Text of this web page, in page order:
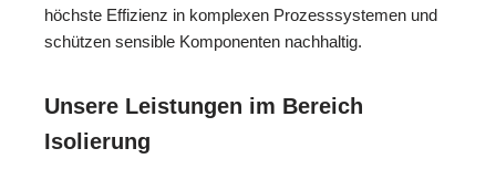
höchste Effizienz in komplexen Prozesssystemen und
schützen sensible Komponenten nachhaltig.
Unsere Leistungen im Bereich
Isolierung